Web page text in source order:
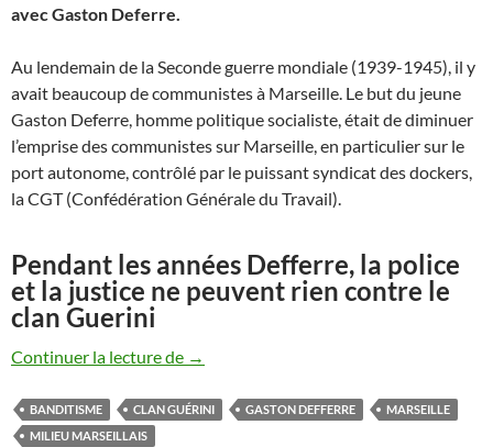
avec Gaston Deferre.
Au lendemain de la Seconde guerre mondiale (1939-1945), il y
avait beaucoup de communistes à Marseille. Le but du jeune
Gaston Deferre, homme politique socialiste, était de diminuer
l’emprise des communistes sur Marseille, en particulier sur le
port autonome, contrôlé par le puissant syndicat des dockers,
la CGT (Confédération Générale du Travail).
Pendant les années Defferre, la police
et la justice ne peuvent rien contre le
clan Guerini
Continuer la lecture de Gaston DeFferre, le maire de Marseille
→
BANDITISME CLAN GUÉRINI GASTON DEFFERRE
MARSEILLE
MILIEU MARSEILLAIS